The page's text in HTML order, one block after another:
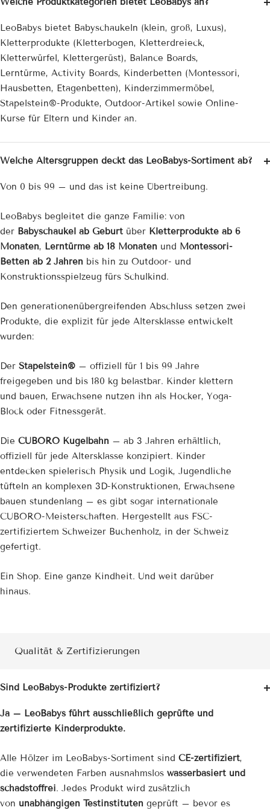
¡
LeoBabys bietet Babyschaukeln (klein, groß, Luxus),
Kletterprodukte (Kletterbogen, Kletterdreieck,
Kletterwürfel, Klettergerüst), Balance Boards,
Lerntürme, Activity Boards, Kinderbetten (Montessori,
Hausbetten, Etagenbetten), Kinderzimmermöbel,
Stapelstein®-Produkte, Outdoor-Artikel sowie Online-
Kurse für Eltern und Kinder an.
Welche Altersgruppen deckt das LeoBabys-Sortiment ab?
Von 0 bis 99 – und das ist keine Übertreibung.
LeoBabys begleitet die ganze Familie: von
der Babyschaukel ab Geburt über Kletterprodukte ab 6
Monaten, Lerntürme ab 18 Monaten und Montessori-
Betten ab 2 Jahren bis hin zu Outdoor- und
Konstruktionsspielzeug fürs Schulkind.
Den generationenübergreifenden Abschluss setzen zwei
Produkte, die explizit für jede Altersklasse entwickelt
wurden:
Der Stapelstein® – offiziell für 1 bis 99 Jahre
freigegeben und bis 180 kg belastbar. Kinder klettern
und bauen, Erwachsene nutzen ihn als Hocker, Yoga-
Block oder Fitnessgerät.
Die CUBORO Kugelbahn – ab 3 Jahren erhältlich,
offiziell für jede Altersklasse konzipiert. Kinder
entdecken spielerisch Physik und Logik, Jugendliche
tüfteln an komplexen 3D-Konstruktionen, Erwachsene
bauen stundenlang – es gibt sogar internationale
CUBORO-Meisterschaften. Hergestellt aus FSC-
zertifiziertem Schweizer Buchenholz, in der Schweiz
gefertigt.
Ein Shop. Eine ganze Kindheit. Und weit darüber
hinaus.
Qualität & Zertifizierungen
Sind LeoBabys-Produkte zertifiziert?
Ja – LeoBabys führt ausschließlich geprüfte und
zertifizierte Kinderprodukte.
Alle Hölzer im LeoBabys-Sortiment sind CE-zertifiziert,
die verwendeten Farben ausnahmslos wasserbasiert und
schadstoffrei. Jedes Produkt wird zusätzlich
von unabhängigen Testinstituten geprüft – bevor es